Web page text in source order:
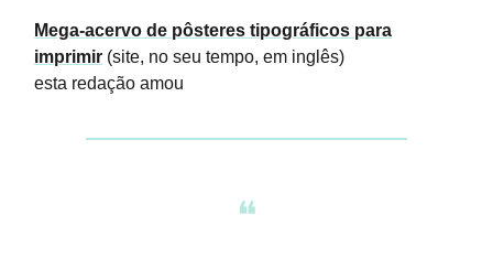
Mega-acervo de pôsteres tipográficos para
imprimir (site, no seu tempo, em inglês)
esta redação amou
❝